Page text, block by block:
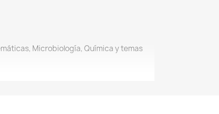
Microbiología, Química y temas